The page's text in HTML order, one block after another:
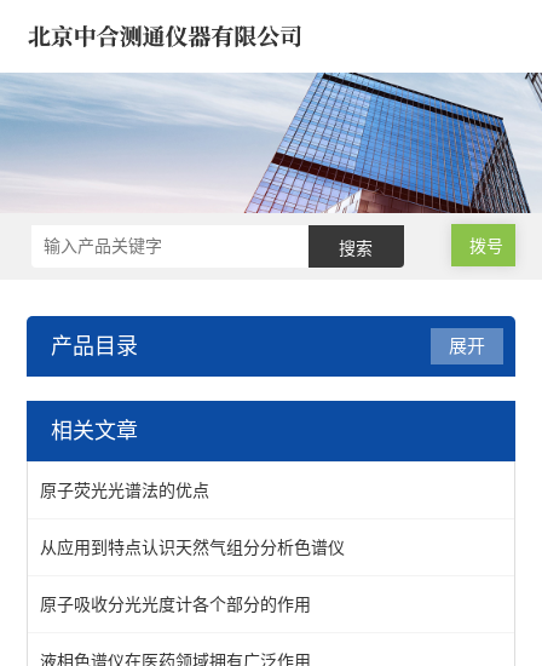
拨号
产品目录
原子荧光光度计-X荧光光谱
展开
相关文章
原子荧光光谱法的优点
从应用到特点认识天然气组分分析色谱仪
原子吸收分光光度计各个部分的作用
液相色谱仪在医药领域拥有广泛作用